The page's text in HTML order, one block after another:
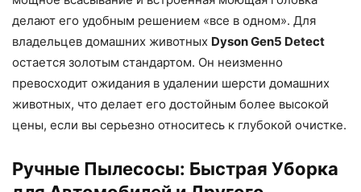
делают его удобным решением «все в одном». Для
владельцев домашних животных Dyson Gen5 Detect
остается золотым стандартом. Он неизменно
превосходит ожидания в удалении шерсти домашних
животных, что делает его достойным более высокой
цены, если вы серьезно относитесь к глубокой очистке.
Ручные Пылесосы: Быстрая Уборка